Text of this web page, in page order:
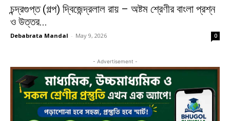
চন্দ্রগুপ্ত (গল্প) দ্বিজেন্দ্রলাল রায় – অষ্টম শ্রেণীর বাংলা প্রশ্ন
ও উত্তর...
Debabrata Mandal - May 9, 2026 0
- Advertisement -